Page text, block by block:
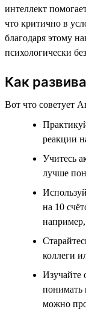
интеллект
что критично в
благодаря этому
психологически
Как
Вот что советует
реакции
Учитесь
лучше
на 10
коллеги
Изучайте
понимать
можно